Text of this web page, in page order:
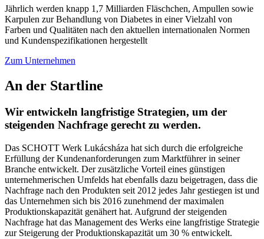
Jährlich werden knapp 1,7 Milliarden Fläschchen, Ampullen sowie
Karpulen zur Behandlung von Diabetes in einer Vielzahl von
Farben und Qualitäten nach den aktuellen internationalen Normen
und Kundenspezifikationen hergestellt
Zum Unternehmen
An der Startline
Wir entwickeln langfristige Strategien, um der
steigenden Nachfrage gerecht zu werden.
Das SCHOTT Werk Lukácsháza hat sich durch die erfolgreiche
Erfüllung der Kundenanforderungen zum Marktführer in seiner
Branche entwickelt. Der zusätzliche Vorteil eines günstigen
unternehmerischen Umfelds hat ebenfalls dazu beigetragen, dass die
Nachfrage nach den Produkten seit 2012 jedes Jahr gestiegen ist und
das Unternehmen sich bis 2016 zunehmend der maximalen
Produktionskapazität genähert hat. Aufgrund der steigenden
Nachfrage hat das Management des Werks eine langfristige Strategie
zur Steigerung der Produktionskapazität um 30 % entwickelt.